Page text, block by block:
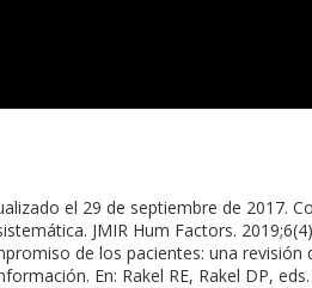
el 29 de septiembre de 2017.
JMIR Hum Factors.
de los pacientes: una revisión
En: Rakel RE, Rakel DP,